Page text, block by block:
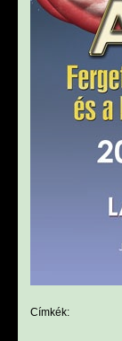
Címkék: